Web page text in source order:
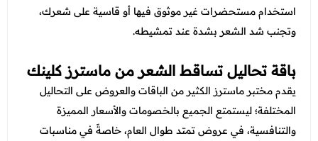
استخدام مستحضرات غير موثوق فيها أو قاسية على شعرك،
وتجنب شد الشعر بشدة عند تمشيطه.
باقة تحاليل تساقط الشعر من ماسترز كلينك
يقدم مختبر ماسترز الكثير من الباقات والعروض على التحاليل
المختلفة؛ ليستمتع الجميع بالخصومات والأسعار المميزة
والتنافسية، في عروض تمتد طوال العام، خاصةً في مناسبات